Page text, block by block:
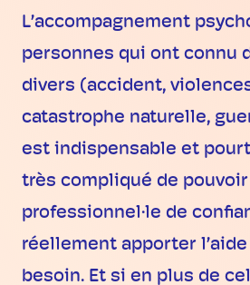
L’accompagnement
personnes qui ont connu
divers (accident,
catastrophe naturelle,
est indispensable et
très compliqué de pouvoir
professionnel·le de
réellement apporter
besoin. Et si en plus de